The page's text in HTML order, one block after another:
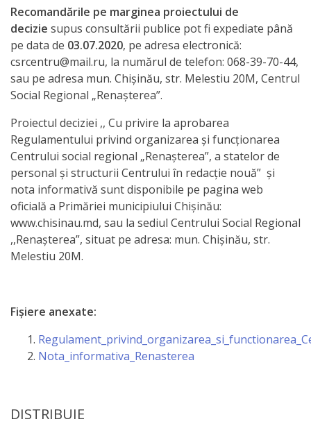
Recomandările pe marginea proiectului de
decizie supus consultării publice pot fi expediate până
pe data de 03.07.2020, pe adresa electronică:
csrcentru@mail.ru, la numărul de telefon: 068-39-70-44,
sau pe adresa mun. Chișinău, str. Melestiu 20M, Centrul
Social Regional „Renașterea”.
Proiectul deciziei ,, Cu privire la aprobarea
Regulamentului privind organizarea și funcționarea
Centrului social regional „Renașterea”, a statelor de
personal și structurii Centrului în redacție nouă” şi
nota informativă sunt disponibile pe pagina web
oficială a Primăriei municipiului Chișinău:
www.chisinau.md, sau la sediul Centrului Social Regional
,,Renașterea”, situat pe adresa: mun. Chișinău, str.
Melestiu 20M.
Fișiere anexate:
Nota_informativa_Renasterea
DISTRIBUIE